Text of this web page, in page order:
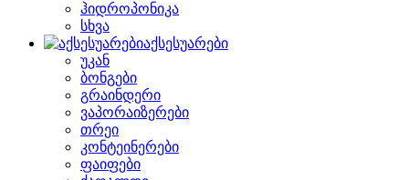
ჰიდროპონიკა
სხვა
აქსესუარები
უკან
ბონგები
გრაინდერი
ვაპორაიზერები
თრეი
კონტეინერები
ფაიფები